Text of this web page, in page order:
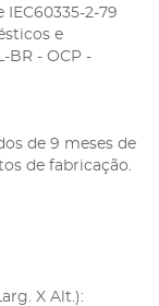
IEC60335-2-79
e
BR - OCP -
de 9 meses de
de fabricação.
X Alt.):